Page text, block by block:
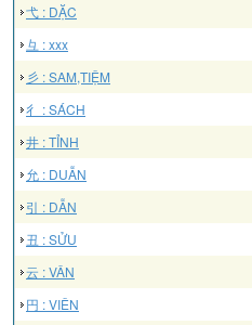
弋 : DẶC
彑 : xxx
彡 : SAM,TIỆM
彳 : SÁCH
井 : TỈNH
允 : DUẪN
引 : DẪN
丑 : SỬU
云 : VÂN
円 : VIÊN